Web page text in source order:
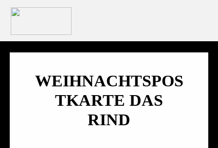
WEIHNACHTSPOS
TKARTE DAS
RIND